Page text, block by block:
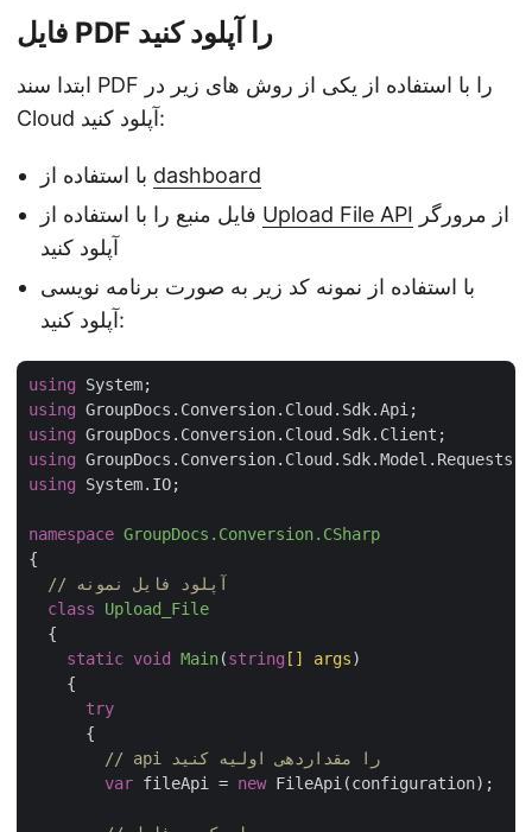
فایل PDF را آپلود کنید
ابتدا سند PDF را با استفاده از یکی از روش های زیر در
Cloud آپلود کنید:
dashboard
Upload File API
آپلود کنید
با استفاده از نمونه کد زیر به صورت برنامه نویسی
آپلود کنید:
using
using
using
using
using System.IO;
namespace GroupDocs.Conversion.CSharp
{
// آپلود فایل نمونه
class
Upload_File
  {
static void Main(string [] args)
    {
try
      {
// api را مقداردهی اولیه کنید
var fileApi = new FileApi(configuration);